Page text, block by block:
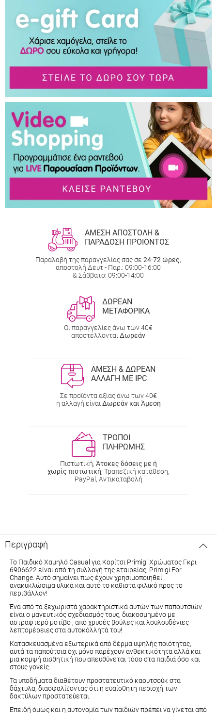
ΑΜΕΣΗ ΑΠΟΣΤΟΛΗ &
ΠΑΡΑΔΟΣΗ ΠΡΟΙΟΝΤΟΣ
Παραλαβή της παραγγελίας σας σε 24-72 ώρες,
αποστολή Δευτ - Παρ.: 09:00-16:00
& Σάββατο: 09:00-14:00
ΔΩΡΕΑΝ
ΜΕΤΑΦΟΡΙΚΑ
Οι παραγγελίες άνω των 40€
αποστέλλονται Δωρεάν
ΑΜΕΣΗ & ΔΩΡΕΑΝ
ΑΛΛΑΓΗ ΜΕ IPC
Σε προϊόντα αξίας άνω των 40€
η αλλαγή είναι Δωρεάν και Άμεση
ΤΡΟΠΟΙ
ΠΛΗΡΩΜΗΣ
Πιστωτική, Άτοκες δόσεις με ή
χωρίς πιστωτική, Τραπεζική κατάθεση,
PayPal, Αντικαταβολή
Περιγραφή
Το Παιδικό Χαμηλό Casual για Κορίτσι Primigi Χρώματος Γκρι
6906622 είναι από τη συλλογή της εταιρείας, Primigi For
Change. Αυτό σημαίνει πως έχουν χρησιμοποιηθεί
ανακυκλώσιμα υλικά και αυτό το καθιστά φιλικό προς το
περιβάλλον!
Ένα από τα ξεχωριστά χαρακτηριστικά αυτών των παπουτσιών
είναι ο μαγευτικός σχεδιασμός τους, διακοσμημένο με
αστραφτερό μοτίβο , από χρυσές βούλες και λουλουδένιες
λεπτομέρειες στα αυτοκόλλητά του!
Κατασκευασμένα εξωτερικά από δέρμα υψηλής ποιότητας,
αυτά τα παπούτσια όχι μόνο παρέχουν ανθεκτικότητα αλλά και
μια κομψή αισθητική που απευθύνεται τόσο στα παιδιά όσο και
στους γονείς.
Τα υποδήματα διαθέτουν προστατευτικό καουτσούκ στα
δάχτυλα, διασφαλίζοντας ότι η ευαίσθητη περιοχή των
δακτύλων προστατεύεται.
Επειδή όμως και η αυτονομία των παιδιών πρέπει να γίνεται από